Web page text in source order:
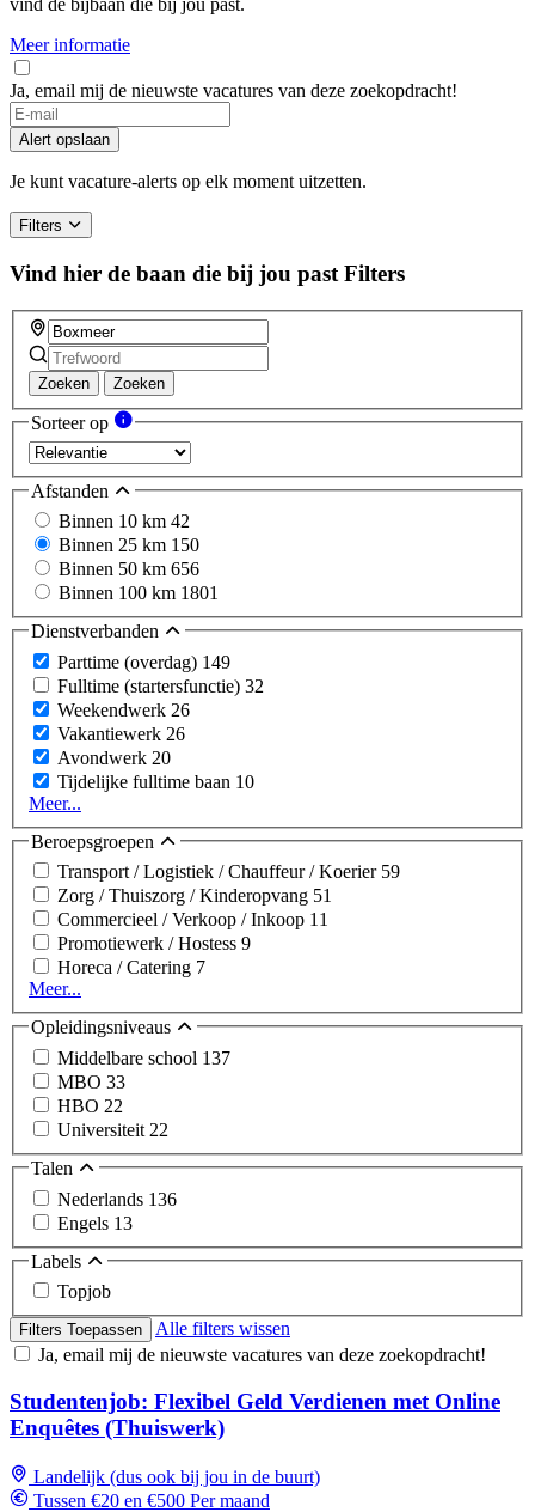
vind de bijbaan die bij jou past.
Meer informatie
Ja, email mij de nieuwste vacatures van deze zoekopdracht!
If
you
are
a
ignore
this
field
Alert opslaan
Je kunt vacature-alerts op elk moment uitzetten.
Filters
Vind hier de baan die bij jou past Filters
Zoeken Zoeken
Sorteer op
Afstanden
Binnen 10 km 42
Binnen 25 km 150
Binnen 50 km 656
Binnen 100 km 1801
Dienstverbanden
Parttime (overdag) 149
Fulltime (startersfunctie) 32
Weekendwerk 26
Vakantiewerk 26
Avondwerk 20
Tijdelijke fulltime baan 10
Meer...
Beroepsgroepen
Transport / Logistiek / Chauffeur / Koerier 59
Zorg / Thuiszorg / Kinderopvang 51
Commercieel / Verkoop / Inkoop 11
Promotiewerk / Hostess 9
Horeca / Catering 7
Meer...
Opleidingsniveaus
Middelbare school 137
MBO 33
HBO 22
Universiteit 22
Talen
Nederlands 136
Engels 13
Labels
Topjob
Filters Toepassen
Alle filters wissen
Ja, email mij de nieuwste vacatures van deze zoekopdracht!
Studentenjob: Flexibel Geld Verdienen met Online
Enquêtes (Thuiswerk)
Landelijk (dus ook bij jou in de buurt)
Tussen €20 en €500 Per maand